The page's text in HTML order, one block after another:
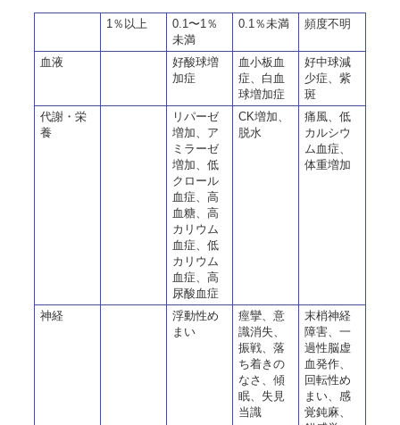
1％以上
0.1〜1％
未満
0.1％未満 頻度不明
血液
好酸球増
加症
血小板血
症、白血
球増加症
好中球減
少症、紫
斑
代謝・栄
養
リパーゼ
増加、ア
ミラーゼ
増加、低
クロール
血症、高
血糖、高
カリウム
血症、低
カリウム
血症、高
尿酸血症
CK増加、
脱水
痛風、低
カルシウ
ム血症、
体重増加
神経
浮動性め
まい
痙攣、意
識消失、
振戦、落
ち着きの
なさ、傾
眠、失見
当識
末梢神経
障害、一
過性脳虚
血発作、
回転性め
まい、感
覚鈍麻、